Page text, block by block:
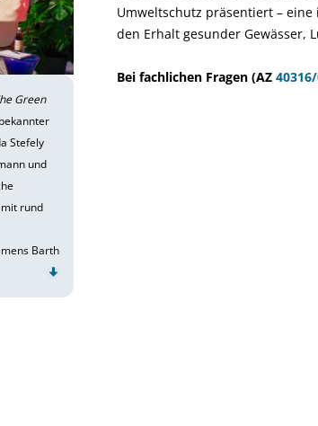
Green
Stefely
und
rund
Barth
Umweltschutz präsentiert –
den Erhalt gesunder Gewässer,
Bei fachlichen Fragen (AZ